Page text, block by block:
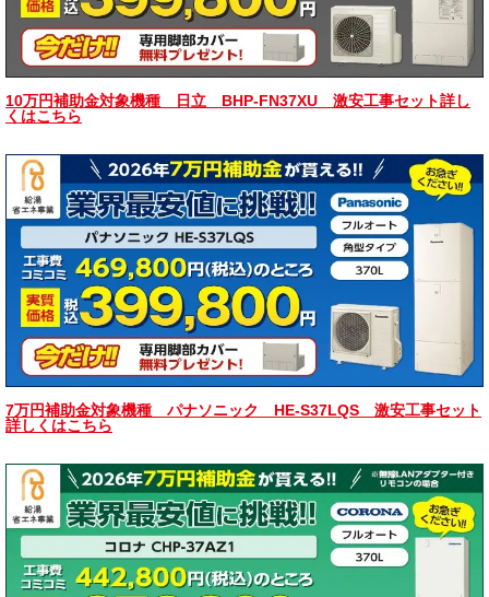
10万円補助金対象機種 日立 BHP-FN37XU 激安工事セット詳し
くはこちら
7万円補助金対象機種 パナソニック HE-S37LQS 激安工事セット
詳しくはこちら